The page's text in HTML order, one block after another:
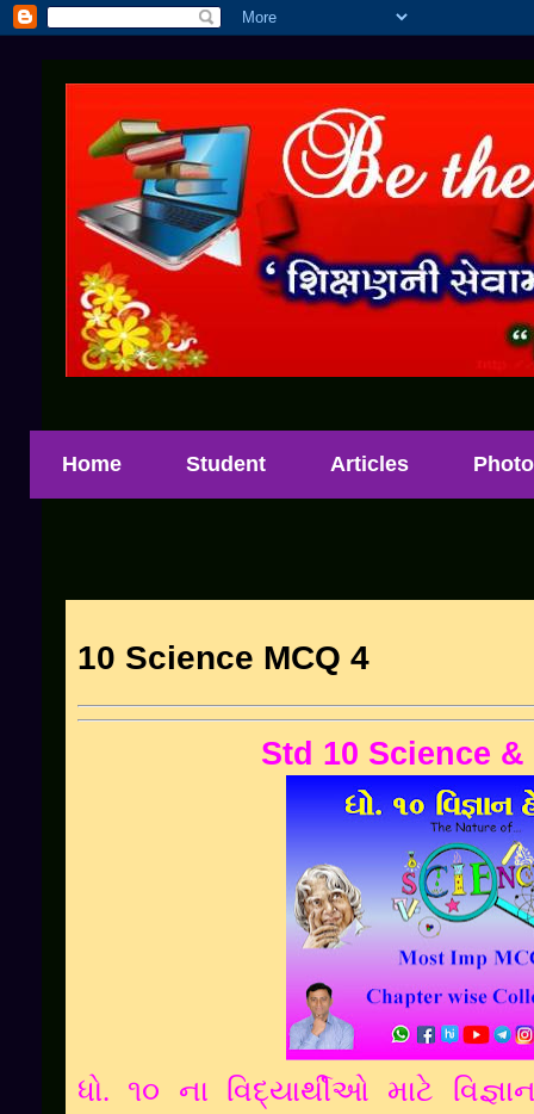
Home Student Articles
10 Science MCQ 4
Std 10 Science &
ધો. ૧૦ ના વિદ્યાર્થીઓ માટે